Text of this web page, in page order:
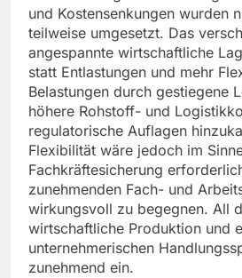
und Kostensenkungen wurden
teilweise umgesetzt. Das
angespannte wirtschaftliche
statt Entlastungen und mehr
Belastungen durch gestiegene
höhere Rohstoff- und
regulatorische Auflagen
Flexibilität wäre jedoch im
Fachkräftesicherung
zunehmenden Fach- und
wirkungsvoll zu begegnen. All
wirtschaftliche Produktion und
unternehmerischen
zunehmend ein.